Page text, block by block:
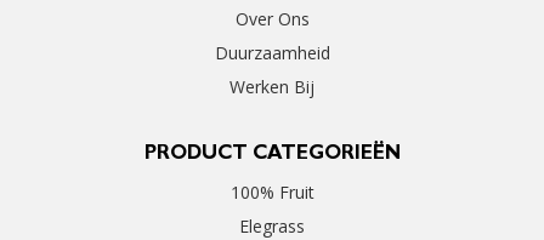
Over Ons
Duurzaamheid
Werken Bij
PRODUCT CATEGORIEËN
100% Fruit
Elegrass